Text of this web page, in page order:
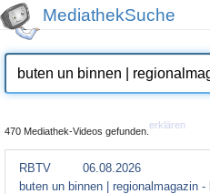
MediathekSuche
470 Mediathek-Videos gefunden.
erklären
RBTV
06.08.2026
buten un binnen | regionalmagazin -